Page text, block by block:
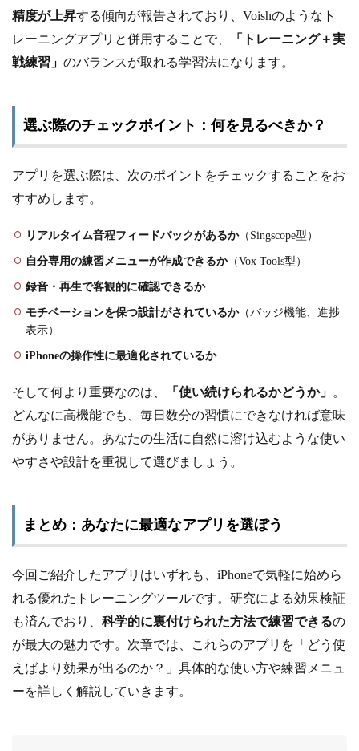
精度が上昇する傾向が報告されており、Voishのようなト
レーニングアプリと併用することで、
「トレーニング＋実
戦練習」 のバランスが取れる学習法になります。
選ぶ際のチェックポイント：何を見るべきか？
アプリを選ぶ際は、次のポイントをチェックすることをお
すすめします。
リアルタイム音程フィードバックがあるか（Singscope型）
自分専用の練習メニューが作成できるか（Vox Tools型）
録音・再生で客観的に確認できるか
モチベーションを保つ設計がされているか（バッジ機能、進捗
表示）
iPhoneの操作性に最適化されているか
そして何より重要なのは、 「使い続けられるかどうか」 。
どんなに高機能でも、毎日数分の習慣にできなければ意味
がありません。あなたの生活に自然に溶け込むような使い
やすさや設計を重視して選びましょう。
まとめ：あなたに最適なアプリを選ぼう
今回ご紹介したアプリはいずれも、iPhoneで気軽に始めら
れる優れたトレーニングツールです。研究による効果検証
も済んでおり、 科学的に裏付けられた方法で練習できるの
が最大の魅力です。次章では、これらのアプリを「どう使
えばより効果が出るのか？」具体的な使い方や練習メニュ
ーを詳しく解説していきます。